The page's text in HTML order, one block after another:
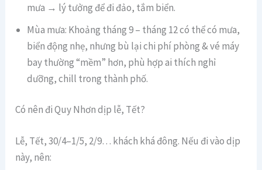
mưa → lý tưởng để đi đảo, tắm biển.
Mùa mưa: Khoảng tháng 9 – tháng 12 có thể có mưa,
biển động nhẹ, nhưng bù lại chi phí phòng & vé máy
bay thường “mềm” hơn, phù hợp ai thích nghỉ
dưỡng, chill trong thành phố.
Có nên đi Quy Nhơn dịp lễ, Tết?
Lễ, Tết, 30/4–1/5, 2/9… khách khá đông. Nếu đi vào dịp
này, nên: